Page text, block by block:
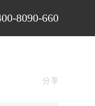
8090-660
分享